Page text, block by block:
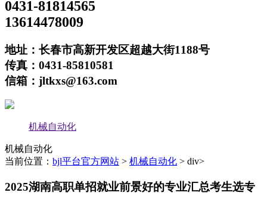
0431-81814565
13614478009
地址：长春市高新开发区超越大街1188号
传真：0431-85810581
信箱：jltkxs@163.com
机械自动化
机械自动化
当前位置： bjl平台官方网站 > 机械自动化 > div>
2025湖南高职单招就业前景好的专业汇总考生选专